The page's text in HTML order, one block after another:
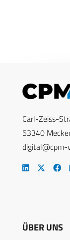
Carl-Zeiss-
53340
digital@cpm-
ÜBER UNS